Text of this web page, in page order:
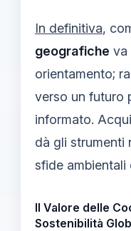
In definitiva,
geografiche va
orientamento;
verso un futuro
informato.
dà gli strumenti
sfide ambientali
Il Valore delle
Sostenibilità